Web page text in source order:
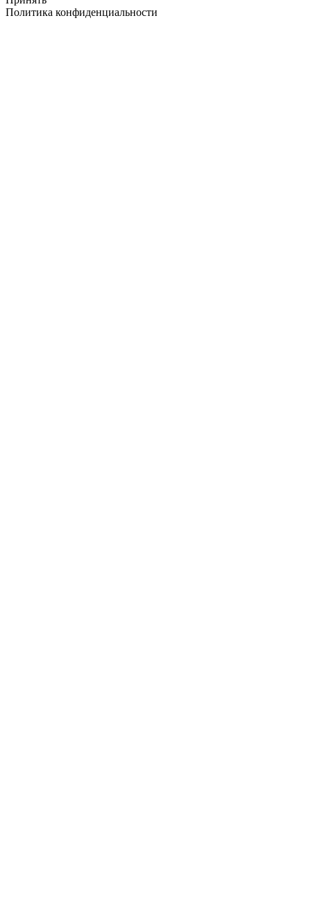
Политика конфиденциальности